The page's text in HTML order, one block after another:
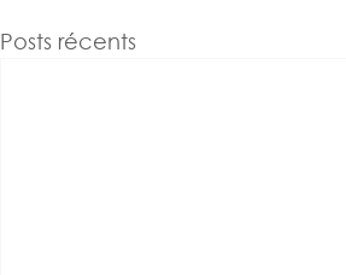
Posts récents